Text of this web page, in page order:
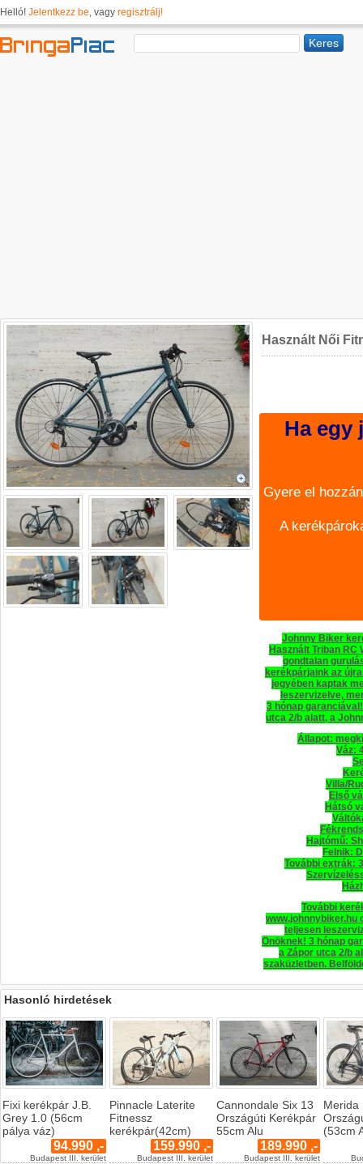
Helló! Jelentkezz be, vagy regisztrálj!
Használt Női
Ha egy
Gyere el
A
Johnny Biker
Használt Triban RC
gondtalan
kerékpárjaink az
jegyében kaptak
leszervizelve,
3 hónap
utca 2/b alatt, a
Állapot:
Váz:
Villa/
Első
Hátsó
Hajtómű:
Felnik:
További extrák:
További
www.johnnybiker.hu
teljesen
Önöknek! 3 hónap
a Zápor utca 2/b
szaküzletben.
Hasonló hirdetések
Fixi kerékpár J.B.
Grey 1.0 (56cm
pálya váz)
94.990 ,-
Budapest III. kerület
Pinnacle Laterite
Fitnessz
kerékpár(42cm)
159.990 ,-
Budapest III. kerület
Cannondale Six 13
Országúti Kerékpár
55cm Alu
189.990 ,-
Budapest III. kerület
Merida
(53cm